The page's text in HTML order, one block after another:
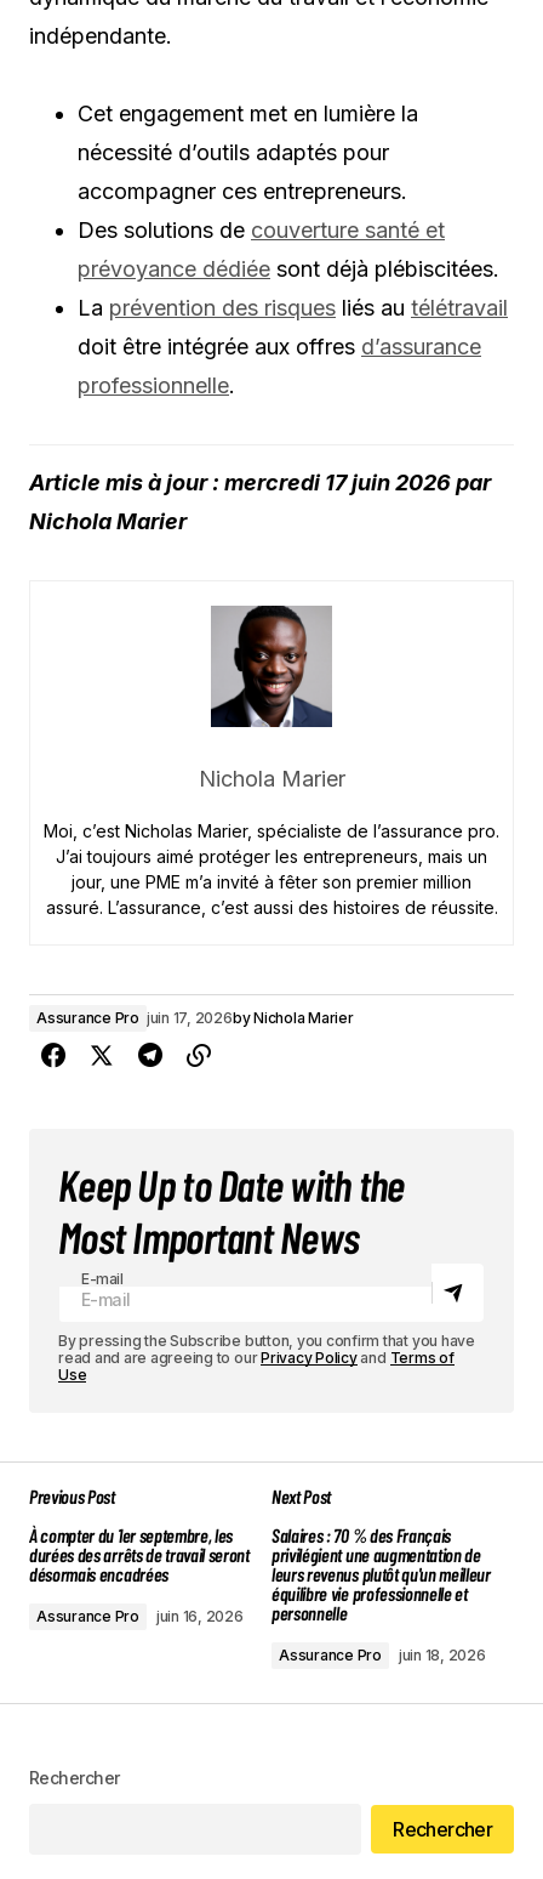
indépendante.
Cet engagement met en lumière la
nécessité d’outils adaptés pour
accompagner ces entrepreneurs.
Des solutions de couverture santé et
prévoyance dédiée sont déjà plébiscitées.
La prévention des risques liés au télétravail
doit être intégrée aux offres d’assurance
professionnelle.
Article mis à jour : mercredi 17 juin 2026 par
Nichola Marier
Nichola Marier
Moi, c’est Nicholas Marier, spécialiste de l’assurance pro.
J’ai toujours aimé protéger les entrepreneurs, mais un
jour, une PME m’a invité à fêter son premier million
assuré. L’assurance, c’est aussi des histoires de réussite.
Assurance Pro juin 17, 2026byNichola Marier
Keep Up to Date with the
Most Important News
E-mail
By pressing the Subscribe button, you confirm that you have
read and are agreeing to ourPrivacy Policyand Terms of
Use
Previous Post
À compter du 1er septembre, les
durées des arrêts de travail seront
désormais encadrées
Assurance Pro juin 16, 2026
Next Post
Salaires : 70 % des Français
privilégient une augmentation de
leurs revenus plutôt qu'un meilleur
équilibre vie professionnelle et
personnelle
Assurance Pro juin 18, 2026
Rechercher
Rechercher